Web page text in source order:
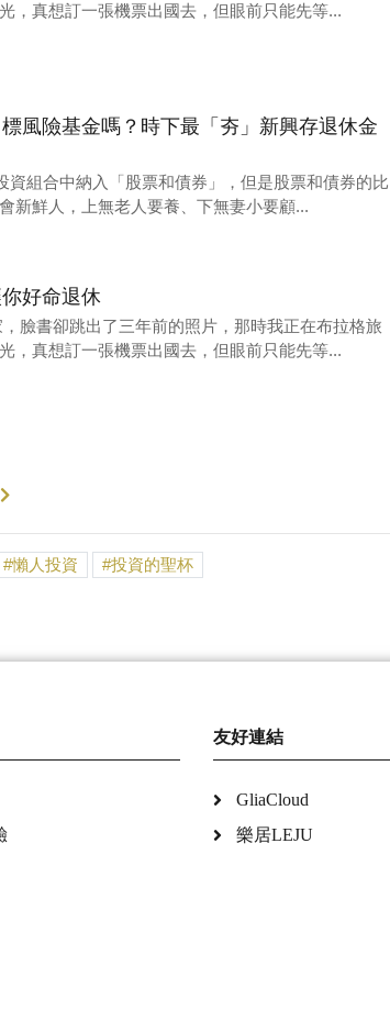
，真想訂一張機票出國去，但眼前只能先等...
風險基金嗎？時下最「夯」新興存退休金
資組合中納入「股票和債券」，但是股票和債券的比
新鮮人，上無老人要養、下無妻小要顧...
好命退休
臉書卻跳出了三年前的照片，那時我正在布拉格旅
，真想訂一張機票出國去，但眼前只能先等...
懶人投資 投資的聖杯
友好連結
GliaCloud
樂居LEJU